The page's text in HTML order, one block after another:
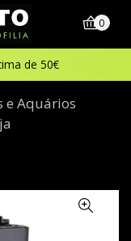
de 50€
0
e Aquários